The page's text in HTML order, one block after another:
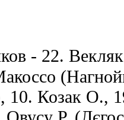
- 22.
10. Козак О.,